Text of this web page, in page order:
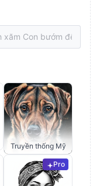
Truyền thống Mỹ
Pro